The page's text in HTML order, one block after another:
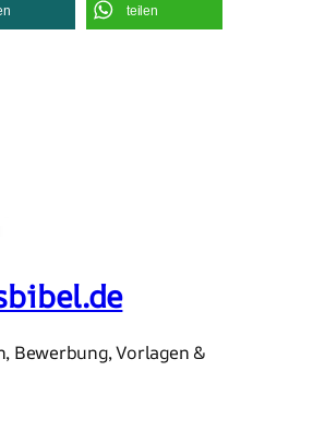
teilen
Bewerbung, Vorlagen &